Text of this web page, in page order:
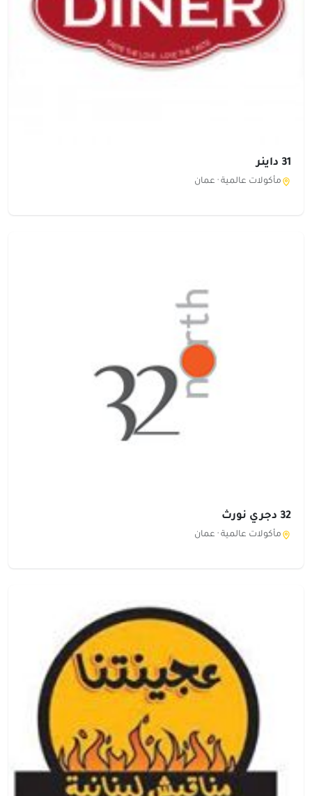
31 داينر
مأكولات عالمية · عمان
32 دجري نورث
مأكولات عالمية · عمان